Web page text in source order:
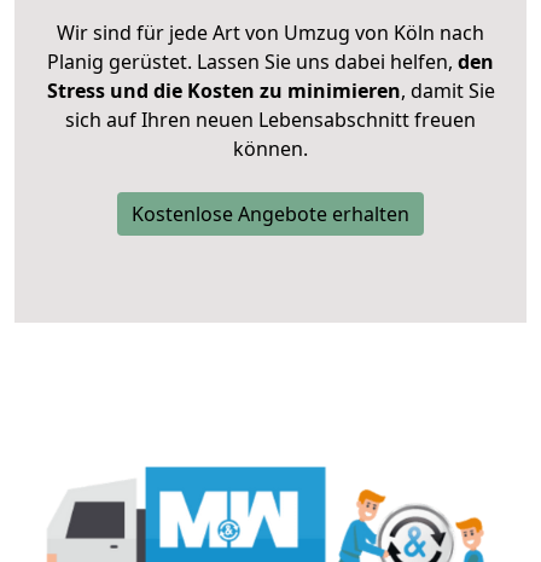
Wir sind für jede Art von Umzug von Köln nach
Planig gerüstet. Lassen Sie uns dabei helfen, den
Stress und die Kosten zu minimieren, damit Sie
sich auf Ihren neuen Lebensabschnitt freuen
können.
Kostenlose Angebote erhalten